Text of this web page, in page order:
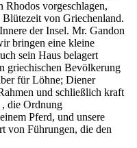
Rhodos vorgeschlagen,
Blütezeit von Griechenland.
der Insel. Mr. Gandon
bringen eine kleine
sein Haus belagert
griechischen Bevölkerung
für Löhne; Diener
und schließlich kraft
die Ordnung
Pferd, und unsere
von Führungen, die den